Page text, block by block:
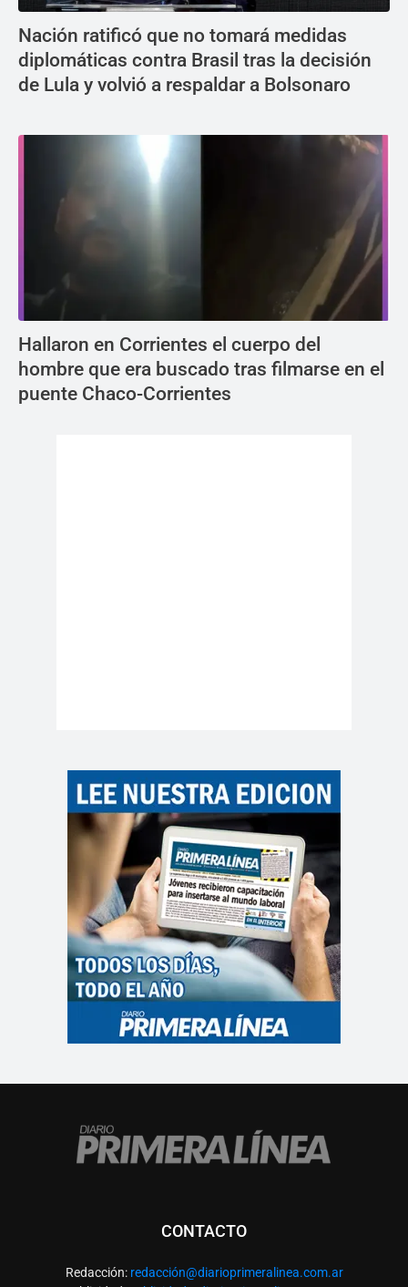
Nación ratificó que no tomará medidas
diplomáticas contra Brasil tras la decisión
de Lula y volvió a respaldar a Bolsonaro
Hallaron en Corrientes el cuerpo del
hombre que era buscado tras filmarse en el
puente Chaco-Corrientes
CONTACTO
Redacción: redacción@diarioprimeralinea.com.ar